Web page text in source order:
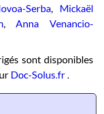
Serba, Mickaël
,Anna Venancio-
sont disponibles
Doc-Solus.fr